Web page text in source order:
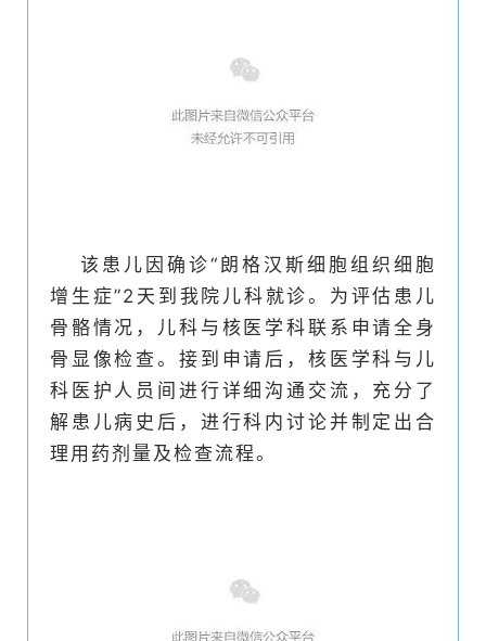
该患儿因确诊“朗格汉斯细胞组织细胞
增生症”2天到我院儿科就诊。为评估患儿
骨骼情况，儿科与核医学科联系申请全身
骨显像检查。接到申请后，核医学科与儿
科医护人员间进行详细沟通交流，充分了
解患儿病史后，进行科内讨论并制定出合
理用药剂量及检查流程。